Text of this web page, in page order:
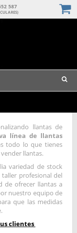
587
llantas de
línea de llantas
todo lo que tienes
llantas.
variedad de stock
profesional del
de ofrecer llantas a
nuestro equipo de
que las medidas
clientes